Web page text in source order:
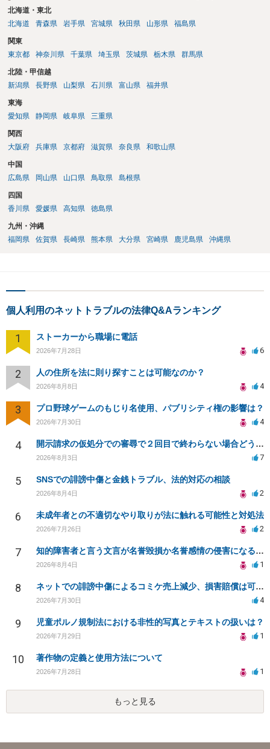
北海道・東北
北海道
青森県 岩手県 宮城県 秋田県 山形県 福島県
関東
東京都
神奈川県 千葉県 埼玉県 茨城県 栃木県 群馬県
北陸・甲信越
新潟県
長野県 山梨県 石川県 富山県 福井県
東海
愛知県
静岡県 岐阜県 三重県
関西
大阪府
兵庫県 京都府 滋賀県 奈良県 和歌山県
中国
広島県
岡山県 山口県 鳥取県 島根県
四国
香川県
愛媛県 高知県 徳島県
九州・沖縄
福岡県
佐賀県 長崎県 熊本県 大分県 宮崎県 鹿児島県 沖縄県
個人利用のネットトラブルの法律Q&Aランキング
1 ストーカーから職場に電話
2026年7月28日 6
2 人の住所を法に則り探すことは可能なのか？
2026年8月8日 4
3 プロ野球ゲームのもじり名使用、パブリシティ権の影響は？
2026年7月30日 4
4 開示請求の仮処分での審尋で２回目で終わらない場合どうしたらいいですか
2026年8月3日 7
5 SNSでの誹謗中傷と金銭トラブル、法的対応の相談
2026年8月4日 2
6 未成年者との不適切なやり取りが法に触れる可能性と対処法
2026年7月26日 2
7 知的障害者と言う文言が名誉毀損か名誉感情の侵害になるか教えてほしい。
2026年8月4日 1
8 ネットでの誹謗中傷によるコミケ売上減少、損害賠償は可能か？
2026年7月30日 4
9 児童ポルノ規制法における非性的写真とテキストの扱いは？
2026年7月29日 1
10 著作物の定義と使用方法について
2026年7月28日 1
もっと見る